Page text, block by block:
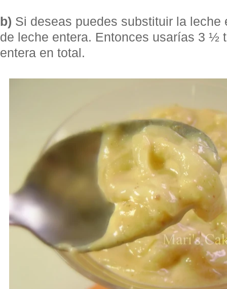
b) Si deseas puedes substituir la
de leche entera. Entonces usarías 3 ½
entera en total.